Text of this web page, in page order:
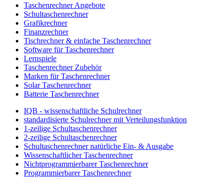
Taschenrechner Angebote
Schultaschenrechner
Grafikrechner
Finanzrechner
Tischrechner & einfache Taschenrechner
Software für Taschenrechner
Lernspiele
Taschenrechner Zubehör
Marken für Taschenrechner
Solar Taschenrechner
Batterie Taschenrechner
IQB - wissenschaftliche Schulrechner
standardisierte Schulrechner mit Verteilungsfunktion
1-zeilige Schultaschenrechner
2-zeilige Schultaschenrechner
Schultaschenrechner natürliche Ein- & Ausgabe
Wissenschaftlicher Taschenrechner
Nichtprogrammierbarer Taschenrechner
Programmierbarer Taschenrechner